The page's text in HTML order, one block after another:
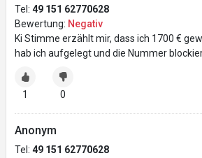
Tel: 49 151 62770628
Bewertung: Negativ
Ki Stimme erzählt mir, dass ich 1700 €
hab ich aufgelegt und die Nummer
1 0
Anonym
Tel: 49 151 62770628